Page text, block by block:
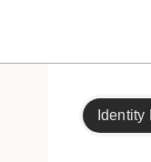
Identity